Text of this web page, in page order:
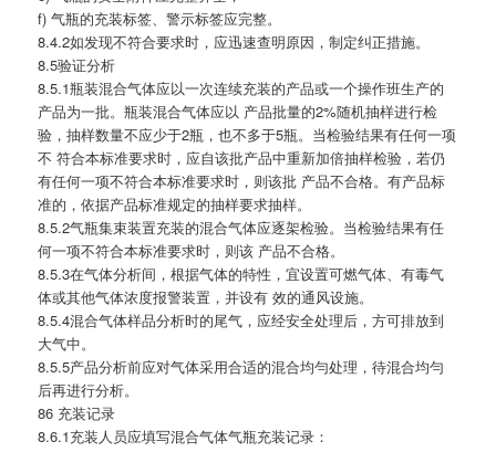
f) 气瓶的充装标签、警示标签应完整。
8.4.2如发现不符合要求时，应迅速查明原因，制定纠正措施。
8.5验证分析
8.5.1瓶装混合气体应以一次连续充装的产品或一个操作班生产的
产品为一批。瓶装混合气体应以 产品批量的2%随机抽样进行检
验，抽样数量不应少于2瓶，也不多于5瓶。当检验结果有任何一项
不 符合本标准要求时，应自该批产品中重新加倍抽样检验，若仍
有任何一项不符合本标准要求时，则该批 产品不合格。有产品标
准的，依据产品标准规定的抽样要求抽样。
8.5.2气瓶集束装置充装的混合气体应逐架检验。当检验结果有任
何一项不符合本标准要求时，则该 产品不合格。
8.5.3在气体分析间，根据气体的特性，宜设置可燃气体、有毒气
体或其他气体浓度报警装置，并设有 效的通风设施。
8.5.4混合气体样品分析时的尾气，应经安全处理后，方可排放到
大气中。
8.5.5产品分析前应对气体采用合适的混合均勻处理，待混合均勻
后再进行分析。
86 充装记录
8.6.1充装人员应填写混合气体气瓶充装记录：